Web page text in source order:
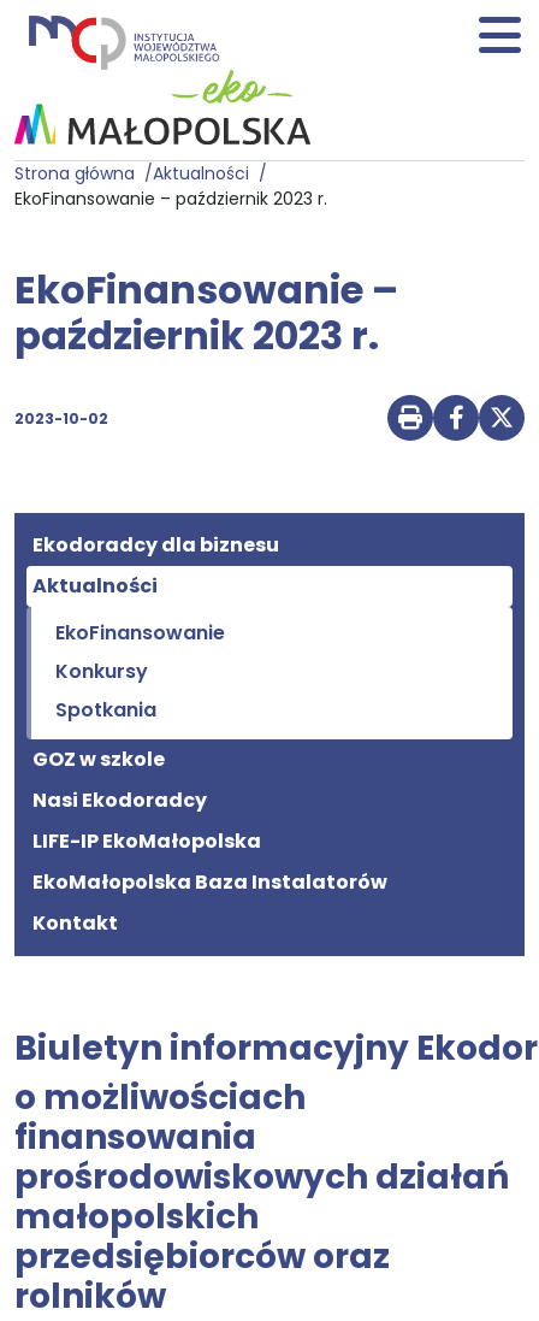
Strona główna
Aktualności
EkoFinansowanie – październik 2023 r.
EkoFinansowanie –
październik 2023 r.
2023-10-02 Drukuj
Ekodoradcy dla biznesu
Aktualności
EkoFinansowanie
Konkursy
Spotkania
GOZ w szkole
Nasi Ekodoradcy
LIFE-IP EkoMałopolska
EkoMałopolska Baza Instalatorów
Kontakt
Biuletyn informacyjny
o możliwościach
finansowania
prośrodowiskowych działań
małopolskich
przedsiębiorców oraz
rolników